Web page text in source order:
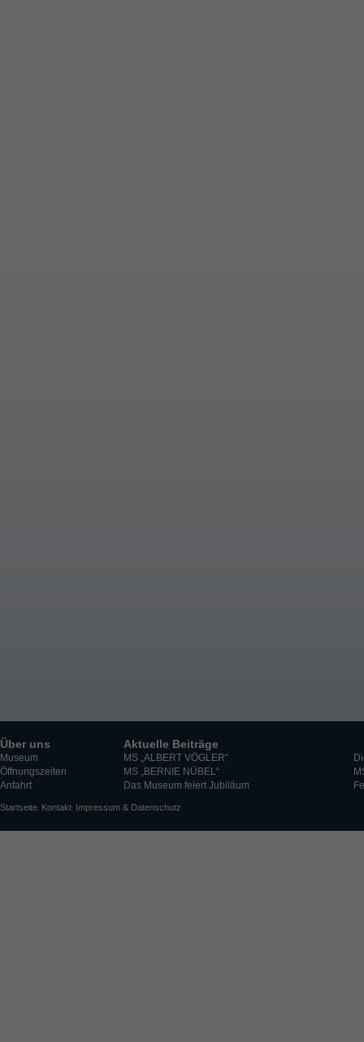
Über uns
Museum
Öffnungszeiten
Anfahrt
Aktuelle Beiträge
MS „ALBERT VÖGLER“
MS „BERNIE NÜBEL“
Das Museum feiert Jubiläum
Startseite Kontakt Impressum & Datenschutz